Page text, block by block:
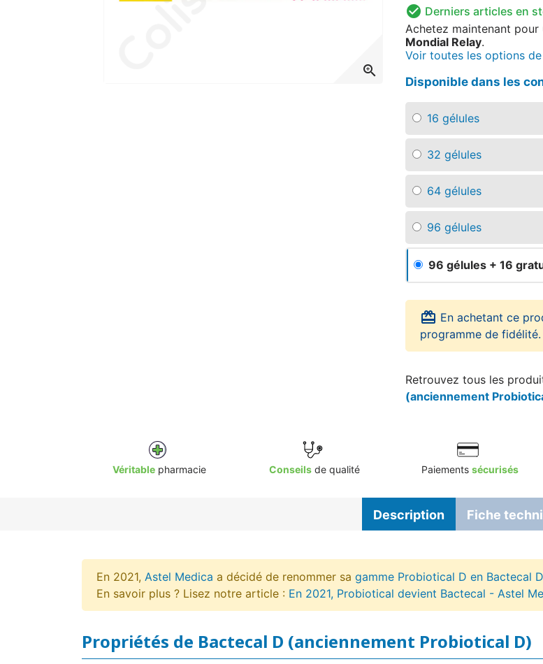
zoom_in
 Derniers articles en
Achetez maintenant pour
Mondial Relay.
Voir toutes les options
Disponible dans les
16 gélules
32 gélules
64 gélules
96 gélules
96 gélules + 16
card_giftcard En achetant ce
programme de
Retrouvez tous les
(anciennement
Véritable pharmacie Conseils de qualité Paiements sécurisés
Description Fiche
En 2021, Astel Medica a décidé de renommer sa gamme Probiotical D en Bactecal D
En savoir plus ? Lisez notre article : En 2021, Probiotical devient Bactecal - Astel
Propriétés de Bactecal D (anciennement Probiotical D)